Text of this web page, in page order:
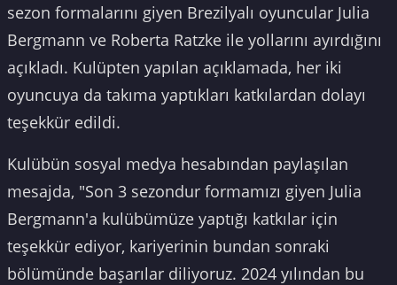
sezon formalarını giyen Brezilyalı oyuncular Julia
Bergmann ve Roberta Ratzke ile yollarını ayırdığını
açıkladı. Kulüpten yapılan açıklamada, her iki
oyuncuya da takıma yaptıkları katkılardan dolayı
teşekkür edildi.
Kulübün sosyal medya hesabından paylaşılan
mesajda, "Son 3 sezondur formamızı giyen Julia
Bergmann'a kulübümüze yaptığı katkılar için
teşekkür ediyor, kariyerinin bundan sonraki
bölümünde başarılar diliyoruz. 2024 yılından bu